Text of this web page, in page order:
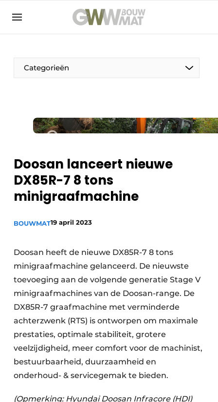
NL EN
Categorieën
De Pen
Duurzaamheid & Innovatie
Fundering
Kopen/Huren/Leasen
Sloop & Recycling
Bouwtransport
Doosan lanceert nieuwe
DX85R-7 8 tons
minigraafmachine
BOUWMAT19 april 2023
Doosan heeft de nieuwe DX85R-7 8 tons
minigraafmachine gelanceerd. De nieuwste
toevoeging aan de volgende generatie Stage V
minigraafmachines van de Doosan-range. De
DX85R-7 graafmachine met verminderde
achterzwenk (RTS) is ontworpen om maximale
prestaties, optimale stabiliteit, grotere
veelzijdigheid, meer comfort voor de machinist,
bestuurbaarheid, duurzaamheid en
onderhoud- & servicegemak te bieden.
(Opmerking: Hyundai Doosan Infracore (HDI)